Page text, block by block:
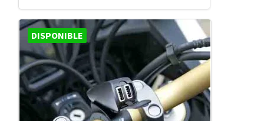
DISPONIBLE